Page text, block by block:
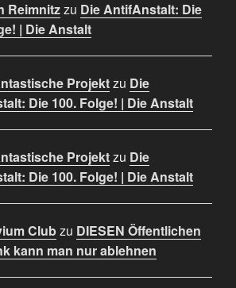
Reimnitzzu Die AntifAnstalt: Die
| Die Anstalt
Projektzu Die
Die 100. Folge! | Die Anstalt
Projektzu Die
Die 100. Folge! | Die Anstalt
Clubzu DIESEN Öffentlichen
kann man nur ablehnen